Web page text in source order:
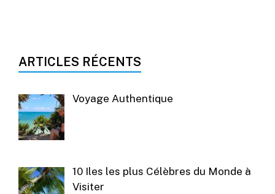
ARTICLES RÉCENTS
Voyage Authentique
10 Iles les plus Célèbres du Monde à
Visiter